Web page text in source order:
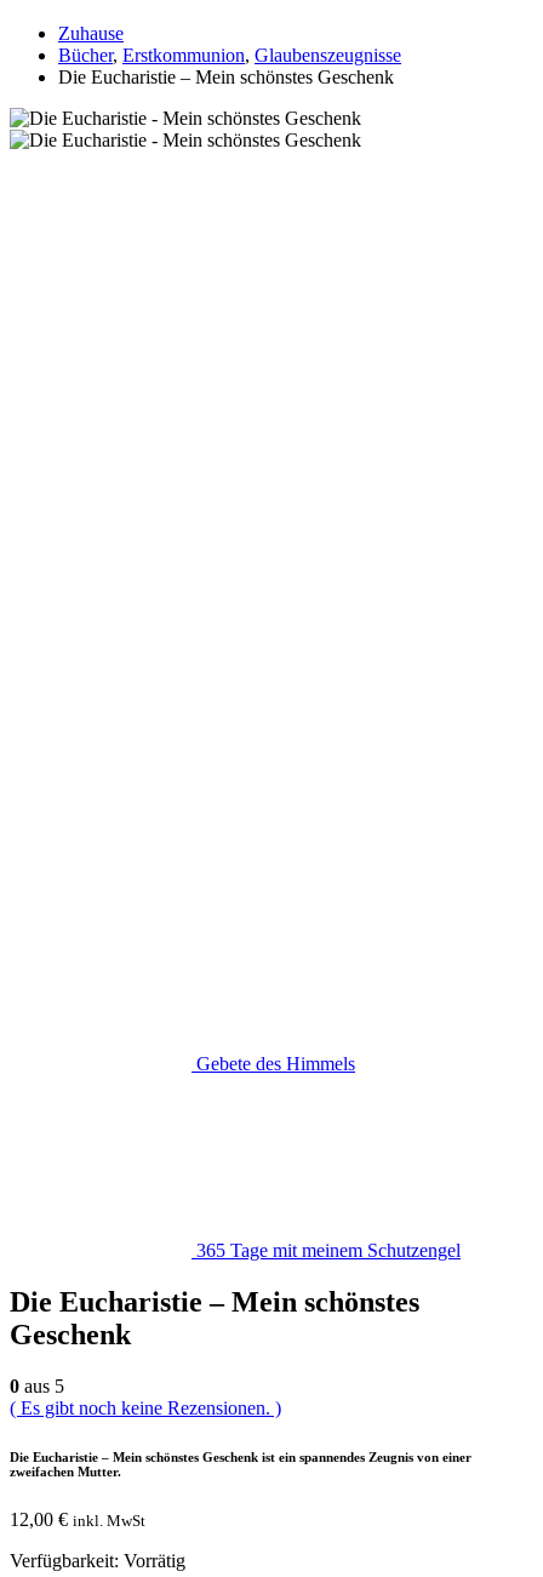
Zuhause
Bücher, Erstkommunion, Glaubenszeugnisse
Die Eucharistie – Mein schönstes Geschenk
Gebete des Himmels
365 Tage mit meinem Schutzengel
Die Eucharistie – Mein schönstes
Geschenk
0 aus 5
( Es gibt noch keine Rezensionen. )
Die Eucharistie – Mein schönstes Geschenk ist ein spannendes Zeugnis von einer
zweifachen Mutter.
12,00 € inkl. MwSt
Verfügbarkeit: Vorrätig